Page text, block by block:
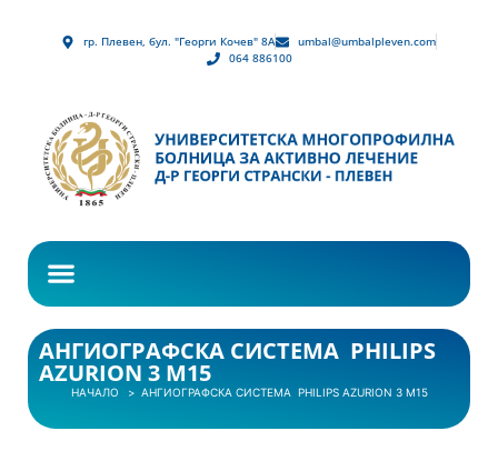
гр. Плевен, бул. "Георги Кочев" 8А
umbal@umbalpleven.com
064 886100
АНГИОГРАФСКА СИСТЕМА PHILIPS
AZURION 3 M15
НАЧАЛО АНГИОГРАФСКА СИСТЕМА PHILIPS AZURION 3 M15